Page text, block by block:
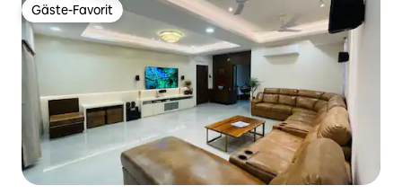
Gäste-Favorit
Gäste-Favorit